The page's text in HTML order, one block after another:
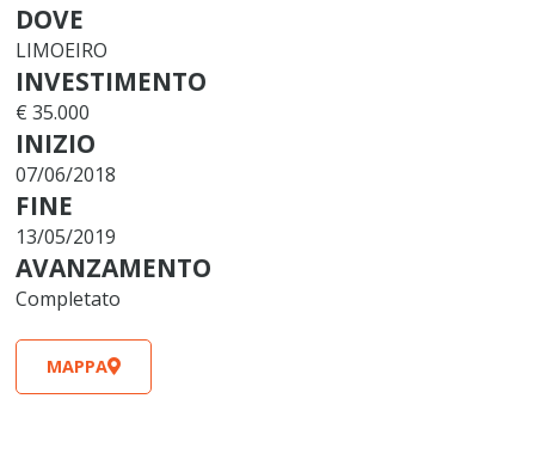
DOVE
LIMOEIRO
INVESTIMENTO
€ 35.000
INIZIO
07/06/2018
FINE
13/05/2019
AVANZAMENTO
Completato
MAPPA